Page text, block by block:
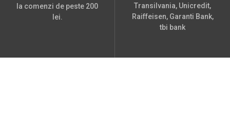
la comenzi de peste 200
lei.
Transilvania, Unicredit,
Raiffeisen, Garanti Bank,
tbi bank